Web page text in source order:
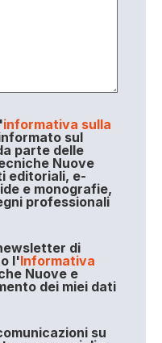
informativa sulla
sul
parte delle
Nuove
editoriali, e-
e monografie,
professionali
di
l'Informativa
Nuove e
dei miei dati
su